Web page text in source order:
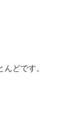
どです。